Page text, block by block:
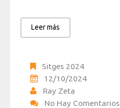
Leer más
Sitges 2024
12/10/2024
Ray Zeta
No Hay Comentarios